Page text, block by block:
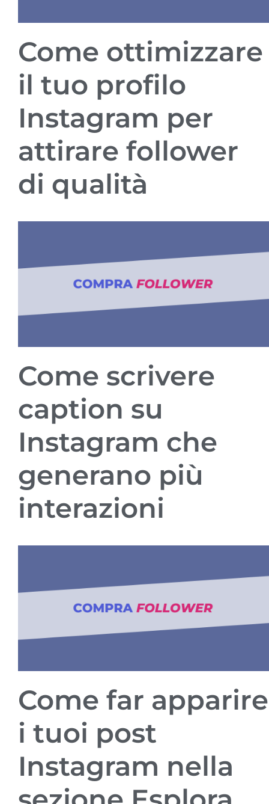
Come ottimizzare
il tuo profilo
Instagram per
attirare follower
di qualità
Come scrivere
caption su
Instagram che
generano più
interazioni
Come far apparire
i tuoi post
Instagram nella